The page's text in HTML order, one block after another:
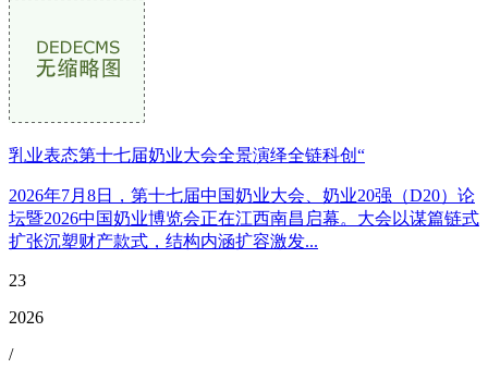
乳业表态第十七届奶业大会全景演绎全链科创“
2026年7月8日，第十七届中国奶业大会、奶业20强（D20）论
坛暨2026中国奶业博览会正在江西南昌启幕。大会以谋篇链式
扩张沉塑财产款式，结构内涵扩容激发...
23
2026
/